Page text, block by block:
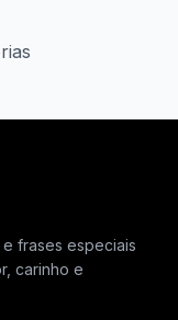
frases especiais
carinho e